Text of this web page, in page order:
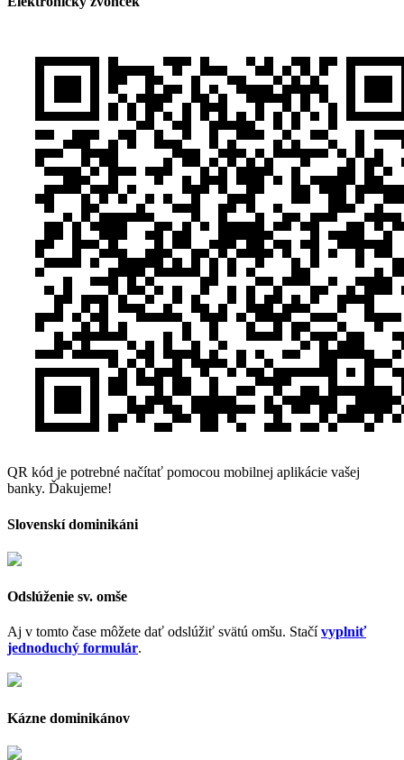
QR kód je potrebné načítať pomocou mobilnej aplikácie vašej
banky. Ďakujeme!
Slovenskí dominikáni
Odslúženie sv. omše
Aj v tomto čase môžete dať odslúžiť svätú omšu. Stačívyplniť
jednoduchý formulár.
Kázne dominikánov